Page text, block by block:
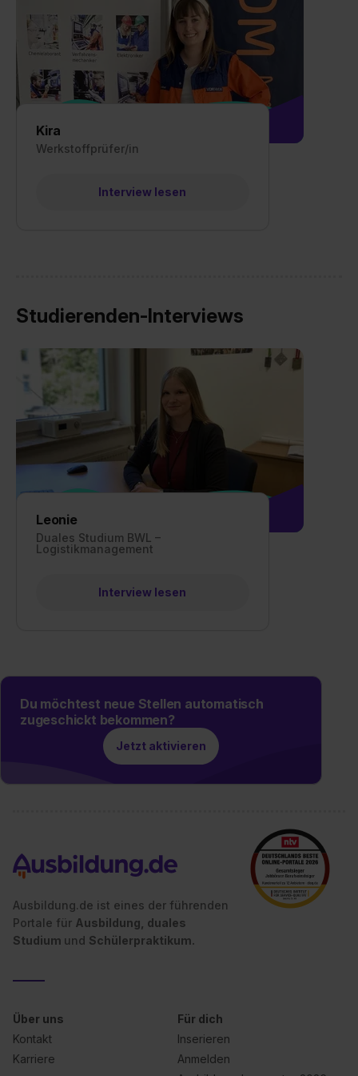
Media und Marketing“ umfasst hierbei die Einwilligung
zur Übermittlung deiner Daten in die USA (Art. 49 Abs. 1
S. 1 lit. a) DS-GVO). Die USA verfügen über kein
angemessenes Datenschutzniveau (EuGH – Schrems
II). Du kannst die von dir erteilte Einwilligung jederzeit mit
Wirkung für die Zukunft ganz oder teilweise über unsere
Einstellungen“ widerrufen. Weitere Informationen zu den
einzelnen Cookies findest du durch Klick auf „Details
Kira
Werkstoffprüfer/in
Interview lesen
Studierenden-Interviews
Leonie
Duales Studium BWL –
Logistikmanagement
Interview lesen
Du möchtest neue Stellen automatisch
zugeschickt bekommen?
Jetzt aktivieren
Ausbildung.de ist eines der führenden
Portale für Ausbildung, duales
Studium und Schülerpraktikum.
Über uns
Kontakt
Karriere
Für dich
Inserieren
Anmelden